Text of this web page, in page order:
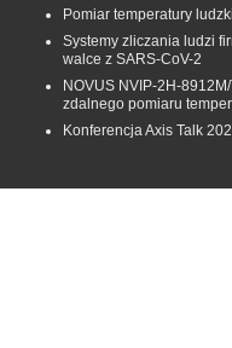
Pomiar temperatury
Systemy zliczania ludzi
walce z SARS-CoV-2
NOVUS NVIP-2H-
zdalnego pomiaru
Konferencja Axis Talk